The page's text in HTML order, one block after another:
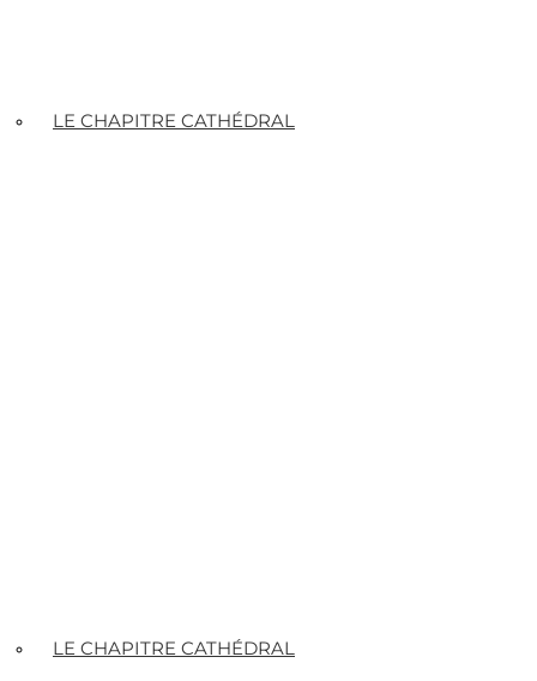
LE CHAPITRE CATHÉDRAL
LE CHAPITRE CATHÉDRAL